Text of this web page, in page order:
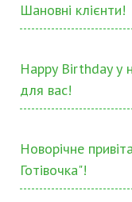
Шановні клієнти!
Happy Birthday у
для вас!
Новорічне
Готівочка"!